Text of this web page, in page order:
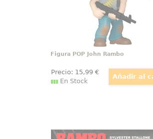
Figura POP John Rambo
Precio: 15,99€
En Stock
Cuchillo Firmado de